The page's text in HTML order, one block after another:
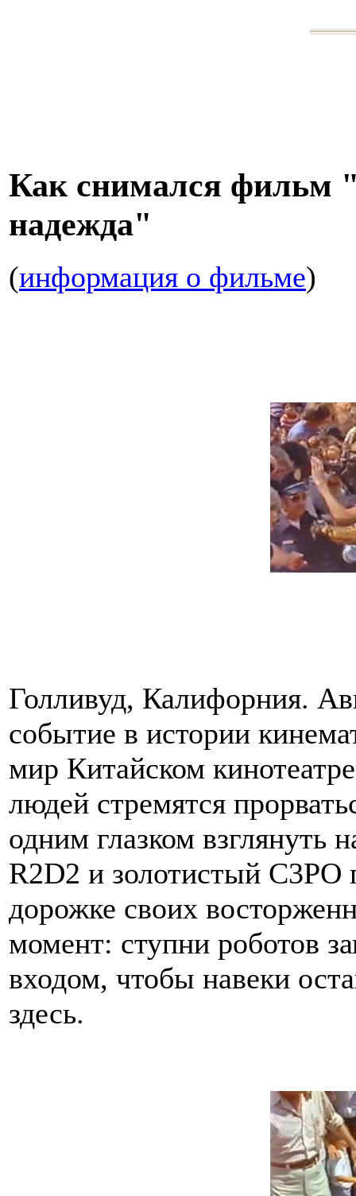
Как снимался фильм
надежда"
(информация о фильме)
Голливуд, Калифорния.
событие в истории
мир Китайском
людей стремятся
одним глазком взглянуть
R2D2 и золотистый C3PО
дорожке своих
момент: ступни роботов
входом, чтобы навеки
здесь.